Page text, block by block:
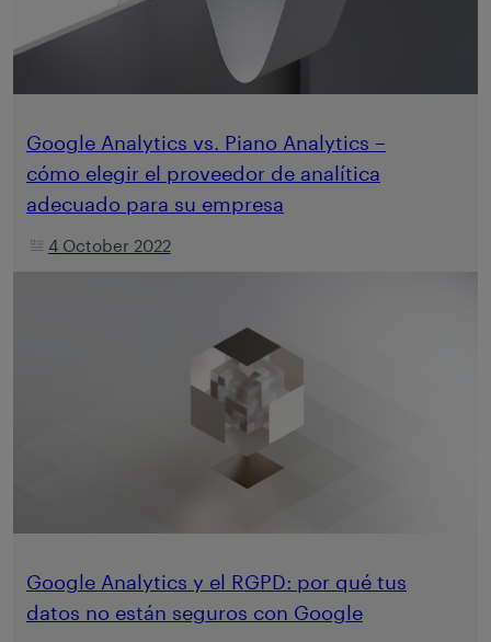
Google Analytics vs. Piano Analytics –
cómo elegir el proveedor de analítica
adecuado para su empresa
4 October 2022
Google Analytics y el RGPD: por qué tus
datos no están seguros con Google